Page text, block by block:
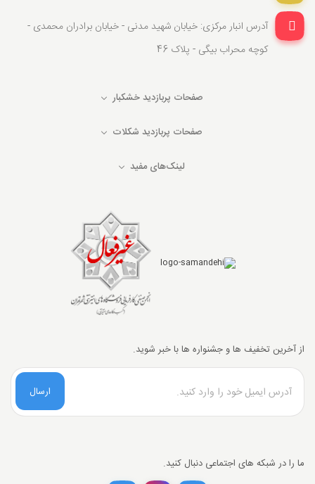
تخفیف خرید نقدی
آدرس انبار مرکزی: خیابان شهید مدنی - خیابان برادران محمدی -
کوچه محراب بیگی - پلاک 46
صفحات پربازدید خشکبار
صفحات پربازدید شکلات
لینک‌های مفید
از آخرین تخفیف ها و جشنواره ها با خبر شوید.
ارسال
ما را در شبکه های اجتماعی دنبال کنید.